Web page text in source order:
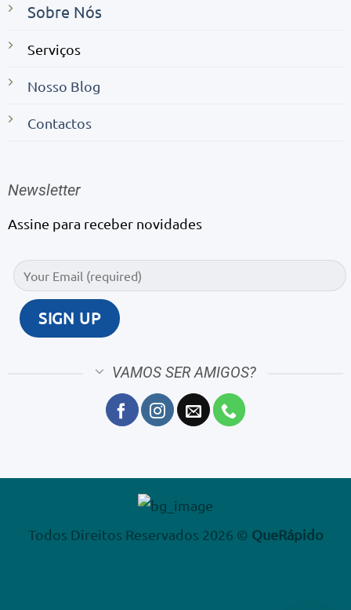
Sobre Nós
Serviços
Nosso Blog
Contactos
Newsletter
Assine para receber novidades
VAMOS SER AMIGOS?
Todos Direitos Reservados 2026 © QueRápido